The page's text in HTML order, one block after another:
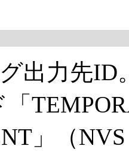
出力先ID
」（